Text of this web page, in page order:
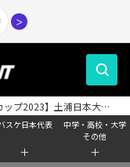
＞
スケ日本代表
＋
中学・高校・大学
その他
＋
ップ2023】土浦日本大学
勝、決勝の舞台へ